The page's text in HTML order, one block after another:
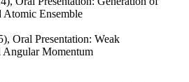
Atomic Ensemble
Oral Presentation: Weak
Angular Momentum